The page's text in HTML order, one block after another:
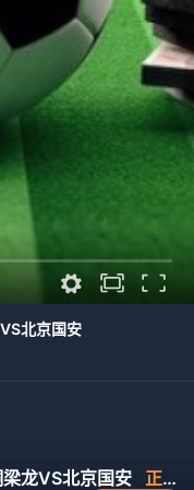
北京国安
龙VS北京国安 正片